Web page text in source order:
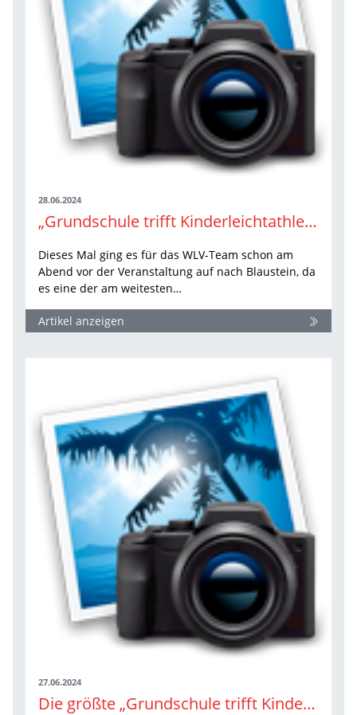
28.06.2024
„Grundschule trifft Kinderleichtathletik“ in erfolgreicher Zusammenarbeit mit dem TSV Blaustein
Dieses Mal ging es für das WLV-Team schon am
Abend vor der Veranstaltung auf nach Blaustein, da
es eine der am weitesten…
Artikel anzeigen
27.06.2024
Die größte „Grundschule trifft Kinderleichtathletik“-Veranstaltung 2024 in Rutesheim